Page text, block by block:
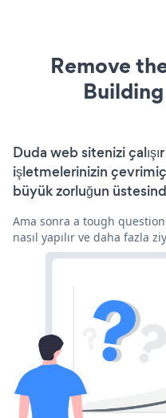
Remove
Duda web sitenizi
işletmelerinizin
büyük zorluğun
Ama sonra a tough
nasıl yapılır ve daha fazla